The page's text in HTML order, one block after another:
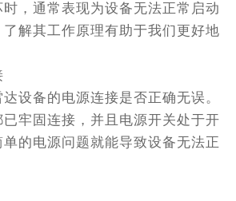
，通常表现为设备无法正常启动
解其工作原理有助于我们更好地
备的电源连接是否正确无误。
牢固连接，并且电源开关处于开
的电源问题就能导致设备无法正